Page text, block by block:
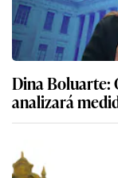
Dina Boluarte:
analizará